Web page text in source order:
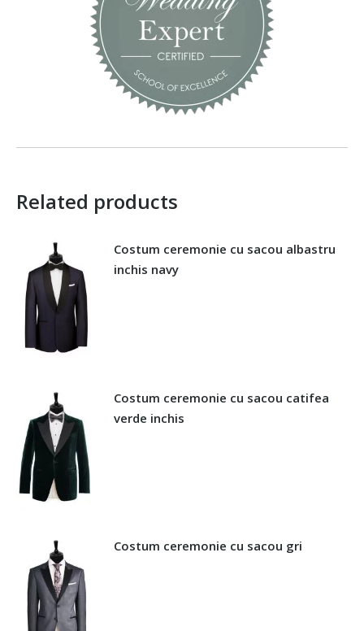
Related products
Costum ceremonie cu sacou albastru
inchis navy
Costum ceremonie cu sacou catifea
verde inchis
Costum ceremonie cu sacou gri